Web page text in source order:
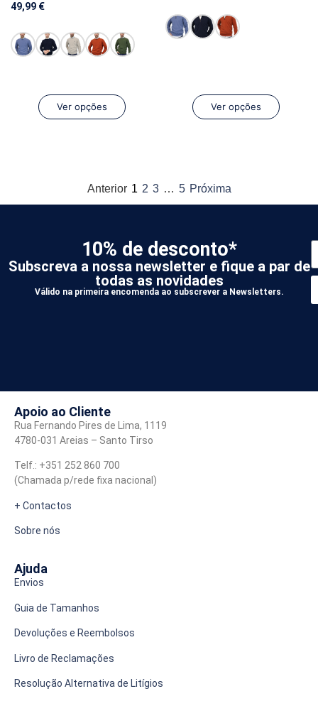
49,99 €
Ver opções Ver opções
Anterior 1 2 3 … 5 Próxima
10% de desconto*
Subscreva a nossa newsletter e fique a par de
todas as novidades
Válido na primeira encomenda ao subscrever a Newsletters.
Apoio ao Cliente
Rua Fernando Pires de Lima, 1119
4780-031 Areias – Santo Tirso
Telf.: +351 252 860 700
(Chamada p/rede fixa nacional)
+ Contactos
Sobre nós
Ajuda
Envios
Guia de Tamanhos
Devoluções e Reembolsos
Livro de Reclamações
Resolução Alternativa de Litígios